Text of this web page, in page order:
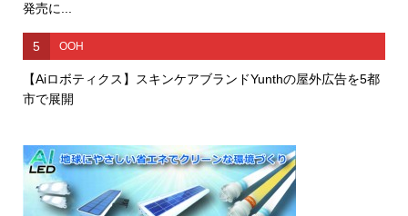
発売に...
5 OOH
【Aiロボティクス】スキンケアブランドYunthの屋外広告を5都
市で展開